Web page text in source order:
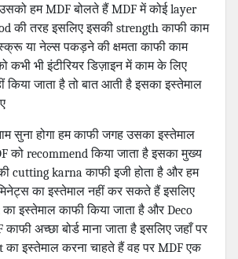
उसको हम MDF बोलते हैं MDF में कोई layer
की तरह इसलिए इसकी strength काफी काम
या नेल्स पकड़ने की क्षमता काफी काम
कभी भी इंटीरियर डिज़ाइन में काम के लिए
जाता है तो बात आती है इसका इस्तेमाल
सुना होगा हम काफी जगह उसका इस्तेमाल
को recommend किया जाता है इसका मुख्य
cutting karna काफी इजी होता है और हम
का इस्तेमाल नहीं कर सकते हैं इसलिए
इस्तेमाल काफी किया जाता है और Deco
अच्छा बोर्ड माना जाता है इसलिए जहाँ पर
इस्तेमाल करना चाहते हैं वह पर MDF एक